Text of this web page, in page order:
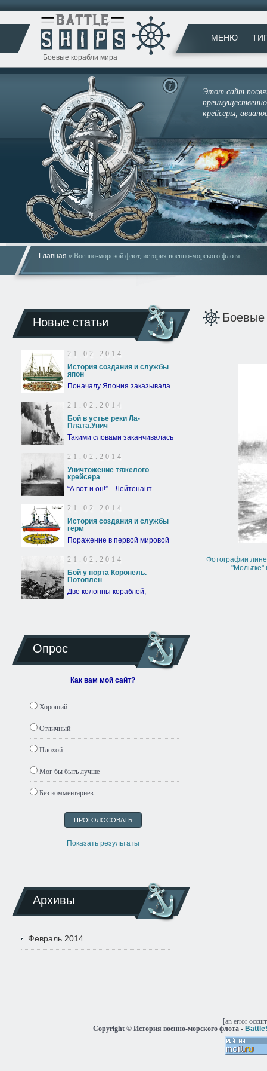
Боевые корабли мира
МЕНЮ
Этот сайт
крейсеры,
Главная » Военно-морской флот, история военно-морского флота
Новые статьи
21.02.2014
История создания и службы
япон
Поначалу Япония заказывала
21.02.2014
Бой в устье реки Ла-
Плата.Унич
Такими словами заканчивалась
21.02.2014
Уничтожение тяжелого
крейсера
“А вот и он!”—Лейтенант
21.02.2014
История создания и службы
герм
Поражение в первой мировой
21.02.2014
Бой у порта Коронель.
Потоплен
Две колонны кораблей,
Опрос
Как вам мой сайт?
Хороший
Отличный
Плохой
Мог бы быть лучше
Без комментариев
Показать результаты
Архивы
Февраль 2014
Боевые
Фотографии
"Мольтке"
[an error
Copyright © История военно-морского флота -